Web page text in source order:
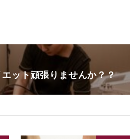
ット頑張りませんか？？